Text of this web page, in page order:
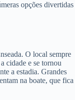
opções divertidas
O local sempre
cidade e se tornou
a estadia. Grandes
na boate, que fica